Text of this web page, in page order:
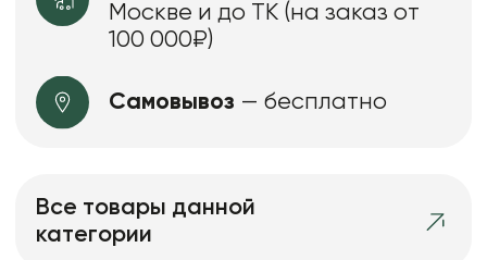
Москве и до ТК (на заказ от
100 000₽)
Самовывоз — бесплатно
Все товары данной
категории